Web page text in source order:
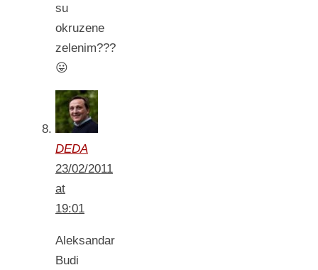
su
okruzene
zelenim???
😛
DEDA
23/02/2011
at
19:01
Aleksandar
Budi